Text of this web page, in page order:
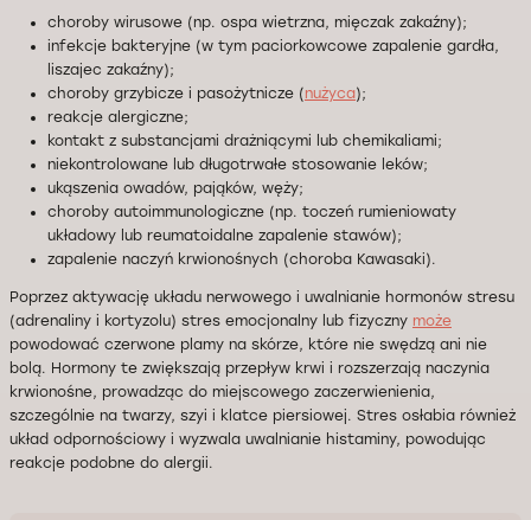
choroby wirusowe (np. ospa wietrzna, mięczak zakaźny);
infekcje bakteryjne (w tym paciorkowcowe zapalenie gardła,
liszajec zakaźny);
choroby grzybicze i pasożytnicze (nużyca);
reakcje alergiczne;
kontakt z substancjami drażniącymi lub chemikaliami;
niekontrolowane lub długotrwałe stosowanie leków;
ukąszenia owadów, pająków, węży;
choroby autoimmunologiczne (np. toczeń rumieniowaty
układowy lub reumatoidalne zapalenie stawów);
zapalenie naczyń krwionośnych (choroba Kawasaki).
Poprzez aktywację układu nerwowego i uwalnianie hormonów stresu
(adrenaliny i kortyzolu) stres emocjonalny lub fizyczny może
powodować czerwone plamy na skórze, które nie swędzą ani nie
bolą. Hormony te zwiększają przepływ krwi i rozszerzają naczynia
krwionośne, prowadząc do miejscowego zaczerwienienia,
szczególnie na twarzy, szyi i klatce piersiowej. Stres osłabia również
układ odpornościowy i wyzwala uwalnianie histaminy, powodując
reakcje podobne do alergii.